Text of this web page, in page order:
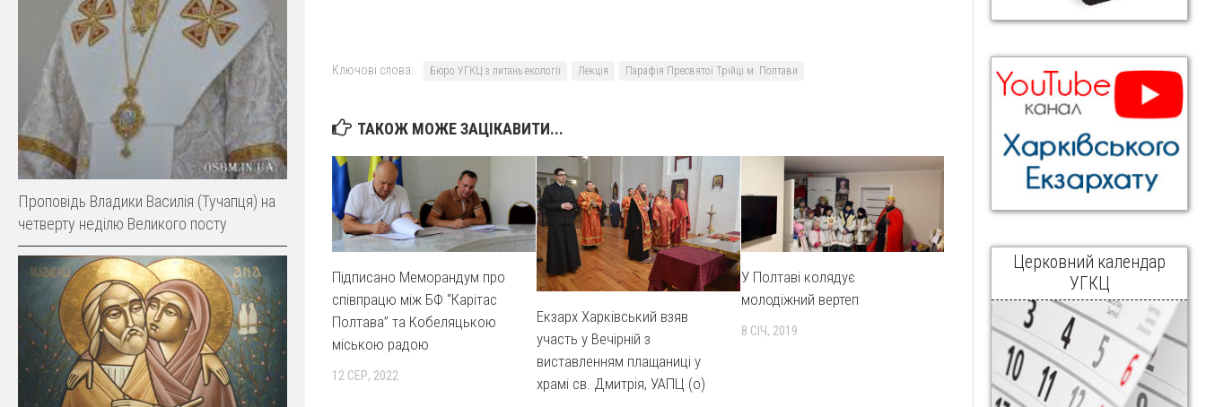
Ключові слова: Бюро УГКЦ з питань екології Лекція Парафія Пресвятої Трійці м. Полтави
ТАКОЖ МОЖЕ ЗАЦІКАВИТИ...
Підписано Меморандум про
співпрацю між БФ “Карітас
Полтава” та Кобеляцькою
міською радою
12 СЕР, 2022
Екзарх Харківський взяв
участь у Вечірній з
виставленням плащаниці у
храмі св. Дмитрія, УАПЦ (о)
У Полтаві колядує
молодіжний вертеп
8 СІЧ, 2019
Проповідь Владики Василія (Тучапця) на
четверту неділю Великого посту
Церковний календар
УГКЦ